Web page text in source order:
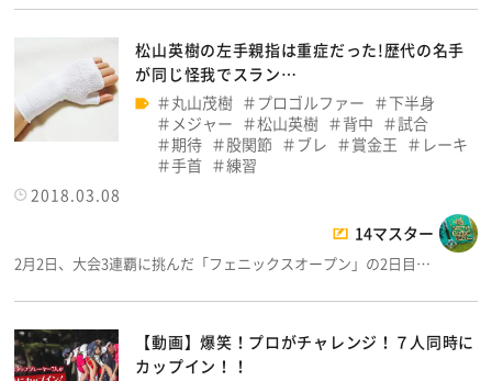
松山英樹の左手親指は重症だった!歴代の名手
が同じ怪我でスラン…
丸山茂樹
プロゴルファー
下半身
メジャー
松山英樹 背中
試合
期待
股関節 ブレ 賞金王
レーキ
手首
練習
2018.03.08
14マスター
2月2日、大会3連覇に挑んだ「フェニックスオープン」の2日目…
【動画】爆笑！プロがチャレンジ！７人同時に
カップイン！！